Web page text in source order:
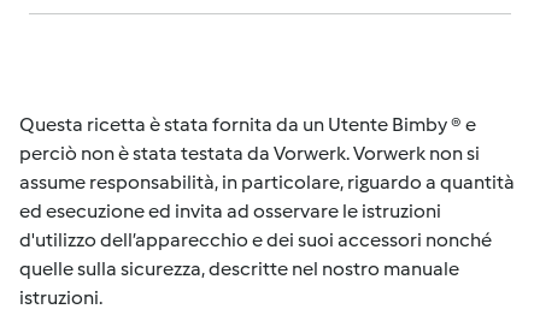
Questa ricetta è stata fornita da un Utente Bimby ® e
perciò non è stata testata da Vorwerk. Vorwerk non si
assume responsabilità, in particolare, riguardo a quantità
ed esecuzione ed invita ad osservare le istruzioni
d'utilizzo dell’apparecchio e dei suoi accessori nonché
quelle sulla sicurezza, descritte nel nostro manuale
istruzioni.